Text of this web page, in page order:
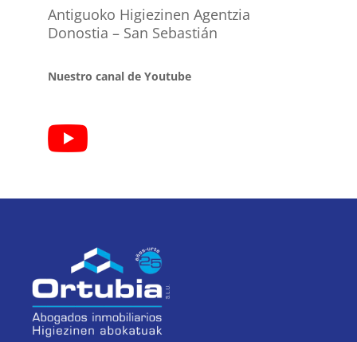
Antiguoko Higiezinen Agentzia
Donostia – San Sebastián
Nuestro canal de Youtube